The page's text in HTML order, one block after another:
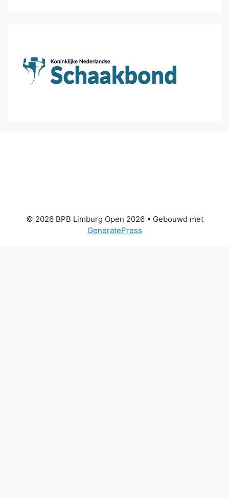
© 2026 BPB Limburg Open 2026• Gebouwd met
GeneratePress